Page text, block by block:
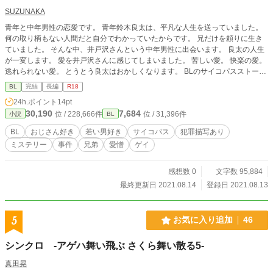
SUZUNAKA
青年と中年男性の恋愛です。 青年鈴木良太は、平凡な人生を送っていました。
何の取り柄もない人間だと自分でわかっていたからです。 兄だけを頼りに生き
ていました。 そんな中、井戸沢さんという中年男性に出会います。 良太の人生
が一変します。 愛を井戸沢さんに感じてしまいました。 苦しい愛。 快楽の愛。
逃れられない愛。 とうとう良太はおかしくなります。 BLのサイコパスストーリ
ーです。
BL 完結 長編 R18
24h.ポイント 14pt
小説 30,190 位 / 228,666件 BL 7,684 位 / 31,396件
BL おじさん好き 若い男好き サイコパス
犯罪描写あり
ミステリー
事件 兄弟 愛憎 ゲイ
感想数 0
文字数 95,884
最終更新日 2021.08.14
登録日 2021.08.13
5 お気に入り追加 46
シンクロ -アゲハ舞い飛ぶ さくら舞い散る5-
真田晃